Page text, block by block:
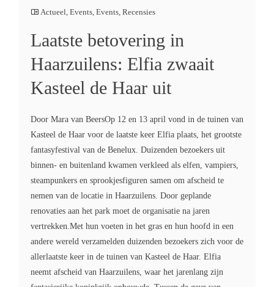
Actueel Events Events Recensies
Laatste betovering in
Haarzuilens: Elfia zwaait
Kasteel de Haar uit
Door Mara van BeersOp 12 en 13 april vond in de tuinen van
Kasteel de Haar voor de laatste keer Elfia plaats, het grootste
fantasyfestival van de Benelux. Duizenden bezoekers uit
binnen- en buitenland kwamen verkleed als elfen, vampiers,
steampunkers en sprookjesfiguren samen om afscheid te
nemen van de locatie in Haarzuilens. Door geplande
renovaties aan het park moet de organisatie na jaren
vertrekken.Met hun voeten in het gras en hun hoofd in een
andere wereld verzamelden duizenden bezoekers zich voor de
allerlaatste keer in de tuinen van Kasteel de Haar. Elfia
neemt afscheid van Haarzuilens, waar het jarenlang zijn